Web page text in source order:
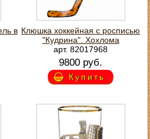
в Клюшка хоккейная с росписью
"Кудрина". Хохлома
арт. 82017968
9800 руб.
Купить